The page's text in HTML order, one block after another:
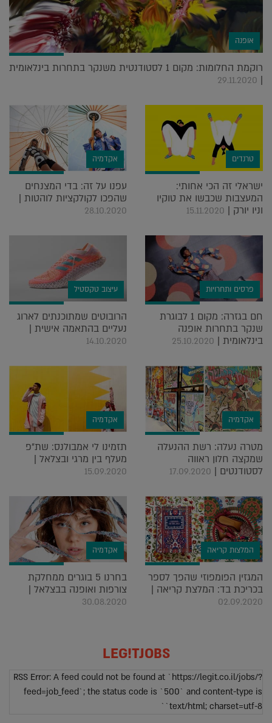
אופנה
רוקמת החלומות: מקום 1 לסטודנטית משנקר בתחרות בינלאומית
|
29.11.2020
טרנדים
ישראלי זה הכי אחותי:
המעצבות שכבשו את טוקיו
וניו יורק | 15.11.2020
אקדמיה
עפנו על זה: בדי המצנחים
שהפכו לקולקציות לוהטות |
28.10.2020
פרסים ותחרויות
חם בגזרה: מקום 1 לבוגרת
שנקר בתחרות אופנה
בינלאומית | 25.10.2020
עיצוב טקסטיל
הרובוטים שמתוכנתים לארוג
נעליים בהתאמה אישית |
14.10.2020
אקדמיה
מטרה נעלה: רשת ההנעלה
שמקצה חלון ראווה
לסטודנטים | 17.09.2020
אקדמיה
תזמינו לי אמבולנס: שת"פ
מעלף בין מרגי ובצלאל |
15.09.2020
המלצות קריאה
המגזין הפומפוזי שהפך לספר
בכריכת בד: המלצת קריאה |
02.09.2020
אקדמיה
בחרנו 5 בוגרים ממחלקת
צורפות ואופנה בבצלאל |
30.08.2020
LEG!TJOBS
RSS Error: A feed could not be found at `https://legit.co.il/jobs/?
feed=job_feed`; the status code is `500` and content-type is
`text/html; charset=utf-8`